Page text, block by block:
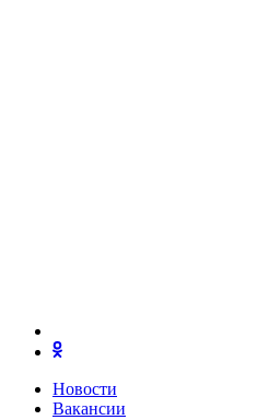
Новости
Вакансии